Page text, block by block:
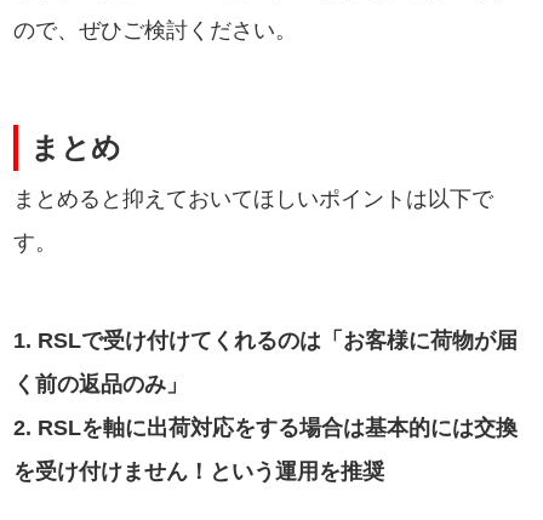
ので、ぜひご検討ください。
まとめ
まとめると抑えておいてほしいポイントは以下で
す。
1. RSLで受け付けてくれるのは「お客様に荷物が届
く前の返品のみ」
2. RSLを軸に出荷対応をする場合は基本的には交換
を受け付けません！という運用を推奨